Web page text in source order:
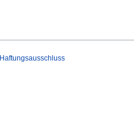
Haftungsausschluss